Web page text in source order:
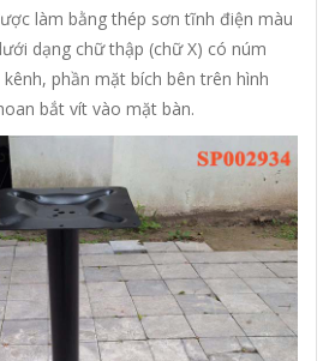
làm bằng thép sơn tĩnh điện màu
dạng chữ thập (chữ X) có núm
phần mặt bích bên trên hình
bắt vít vào mặt bàn.